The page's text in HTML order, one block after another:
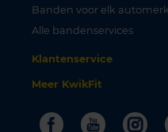
Banden voor elk automerk
Alle bandenservices
Klantenservice
Meer KwikFit
FacebookYoutube